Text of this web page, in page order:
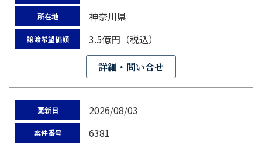
所在地 神奈川県
譲渡希望価額 3.5億円（税込）
詳細・問い合せ
更新日 2026/08/03
案件番号 6381